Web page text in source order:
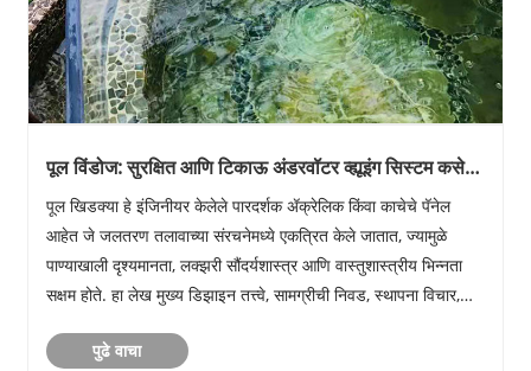
पूल विंडोज: सुरक्षित आणि टिकाऊ अंडरवॉटर व्ह्यूइंग सिस्टम कसे
डिझाइन करावे, स्थापित करावे आणि त्यांची देखभाल कशी करावी
पूल खिडक्या हे इंजिनीयर केलेले पारदर्शक ॲक्रेलिक किंवा काचेचे पॅनेल
आहेत जे जलतरण तलावाच्या संरचनेमध्ये एकत्रित केले जातात, ज्यामुळे
पाण्याखाली दृश्यमानता, लक्झरी सौंदर्यशास्त्र आणि वास्तुशास्त्रीय भिन्नता
सक्षम होते. हा लेख मुख्य डिझाइन तत्त्वे, सामग्रीची निवड, स्थापना विचार,
पुढे वाचा